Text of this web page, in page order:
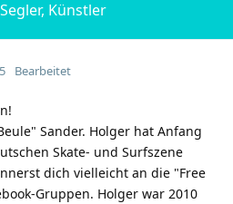
Künstler
Bearbeitet
Sander. Holger hat Anfang
Skate- und Surfszene
dich vielleicht an die "Free
Gruppen. Holger war 2010